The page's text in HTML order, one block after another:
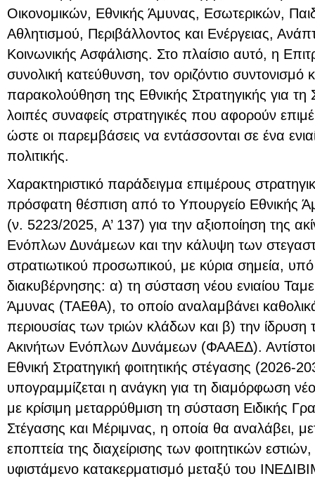
Οικονομικών, Εθνικής Άμυνας, Εσωτερικών,
Αθλητισμού, Περιβάλλοντος και Ενέργειας,
Κοινωνικής Ασφάλισης. Στο πλαίσιο αυτό, η
συνολική κατεύθυνση, τον οριζόντιο συντονισμό
παρακολούθηση της Εθνικής Στρατηγικής για τη
λοιπές συναφείς στρατηγικές που αφορούν
ώστε οι παρεμβάσεις να εντάσσονται σε ένα
πολιτικής.
Χαρακτηριστικό παράδειγμα επιμέρους
πρόσφατη θέσπιση από το Υπουργείο Εθνικής
(ν. 5223/2025, A’ 137) για την αξιοποίηση της
Ενόπλων Δυνάμεων και την κάλυψη των
στρατιωτικού προσωπικού, με κύρια σημεία, υπό
διακυβέρνησης: α) τη σύσταση νέου ενιαίου
Άμυνας (ΤΑΕθΑ), το οποίο αναλαμβάνει καθολικά
περιουσίας των τριών κλάδων και β) την ίδρυση
Ακινήτων Ενόπλων Δυνάμεων (ΦΑΑΕΔ).
Εθνική Στρατηγική φοιτητικής στέγασης (2026-
υπογραμμίζεται η ανάγκη για τη διαμόρφωση
με κρίσιμη μεταρρύθμιση τη σύσταση Ειδικής
Στέγασης και Μέριμνας, η οποία θα αναλάβει,
εποπτεία της διαχείρισης των φοιτητικών
υφιστάμενο κατακερματισμό μεταξύ του